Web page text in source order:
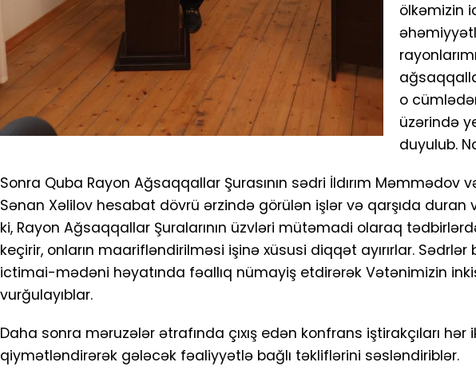
ölkəmizin
o
üzərində
duyulub.
Sonra Quba Rayon Ağsaqqallar Şurasının sədri İldırım Məmmədov
Sənan Xəlilov hesabat dövrü ərzində görülən işlər və qarşıda
ki, Rayon Ağsaqqallar Şuralarının üzvləri mütəmadi olaraq
keçirir, onların maarifləndirilməsi işinə xüsusi diqqət ayırırlar.
ictimai-mədəni həyatında fəallıq nümayiş etdirərək Vətənimizin
vurğulayıblar.
Daha sonra məruzələr ətrafında çıxış edən konfrans iştirakçıları
qiymətləndirərək gələcək fəaliyyətlə bağlı təkliflərini səsləndiriblər.